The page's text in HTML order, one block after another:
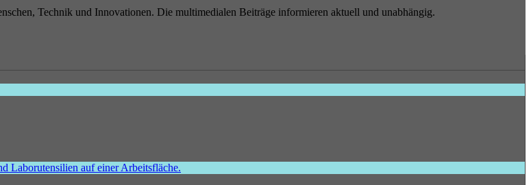
Technik und Innovationen. Die multimedialen Beiträge informieren aktuell und unabhängig.